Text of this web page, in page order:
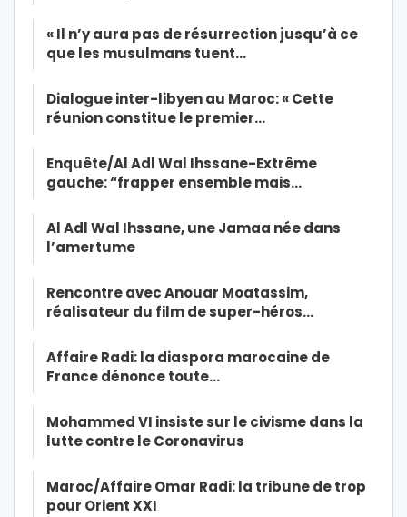
« Il n’y aura pas de résurrection jusqu’à ce
que les musulmans tuent…
Dialogue inter-libyen au Maroc: « Cette
réunion constitue le premier…
Enquête/Al Adl Wal Ihssane-Extrême
gauche: “frapper ensemble mais…
Al Adl Wal Ihssane, une Jamaa née dans
l’amertume
Rencontre avec Anouar Moatassim,
réalisateur du film de super-héros…
Affaire Radi: la diaspora marocaine de
France dénonce toute…
Mohammed VI insiste sur le civisme dans la
lutte contre le Coronavirus
Maroc/Affaire Omar Radi: la tribune de trop
pour Orient XXI